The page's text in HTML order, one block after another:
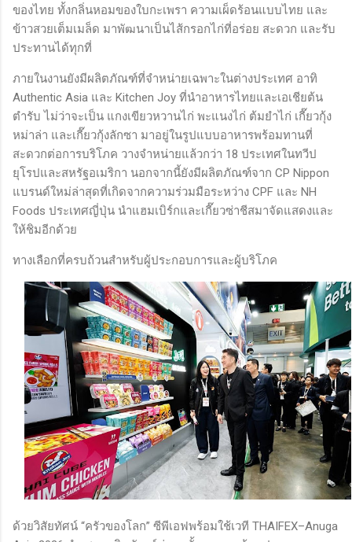
ของไทย ทั้งกลิ่นหอมของใบกะเพรา ความเผ็ดร้อนแบบไทย และ
ข้าวสวยเต็มเมล็ด มาพัฒนาเป็นไส้กรอกไก่ที่อร่อย สะดวก และรับ
ประทานได้ทุกที่
ภายในงานยังมีผลิตภัณฑ์ที่จำหน่ายเฉพาะในต่างประเทศ อาทิ
Authentic Asia และ Kitchen Joy ที่นำอาหารไทยและเอเชียต้น
ตำรับ ไม่ว่าจะเป็น แกงเขียวหวานไก่ พะแนงไก่ ต้มยำไก่ เกี๊ยวกุ้ง
หม่าล่า และเกี๊ยวกุ้งลักซา มาอยู่ในรูปแบบอาหารพร้อมทานที่
สะดวกต่อการบริโภค วางจำหน่ายแล้วกว่า 18 ประเทศในทวีป
ยุโรปและสหรัฐอเมริกา นอกจากนี้ยังมีผลิตภัณฑ์จาก CP Nippon
แบรนด์ใหม่ล่าสุดที่เกิดจากความร่วมมือระหว่าง CPF และ NH
Foods ประเทศญี่ปุ่น นำแฮมเบิร์กและเกี๊ยวซ่าชีสมาจัดแสดงและ
ให้ชิมอีกด้วย
ทางเลือกที่ครบถ้วนสำหรับผู้ประกอบการและผู้บริโภค
ด้วยวิสัยทัศน์ “ครัวของโลก” ซีพีเอฟพร้อมใช้เวที THAIFEX–Anuga